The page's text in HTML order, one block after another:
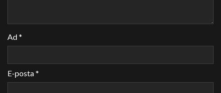
Ad*
E-posta*